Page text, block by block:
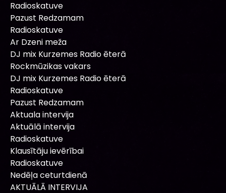
Radioskatuve
Pazust Redzamam
Radioskatuve
Ar Dzeni meža
DJ mix Kurzemes Radio ēterā
Rockmūzikas vakars
DJ mix Kurzemes Radio ēterā
Radioskatuve
Pazust Redzamam
Aktuala intervija
Aktuālā intervija
Radioskatuve
Klausītāju ievērībai
Radioskatuve
Nedēļa ceturtdienā
AKTUĀLĀ INTERVIJA